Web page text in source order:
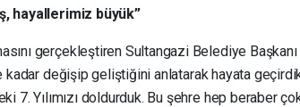
hayallerimiz büyük”
gerçekleştiren Sultangazi Belediye
kadar değişip geliştiğini anlatarak hayata
7. Yılımızı doldurduk. Bu şehre hep beraber